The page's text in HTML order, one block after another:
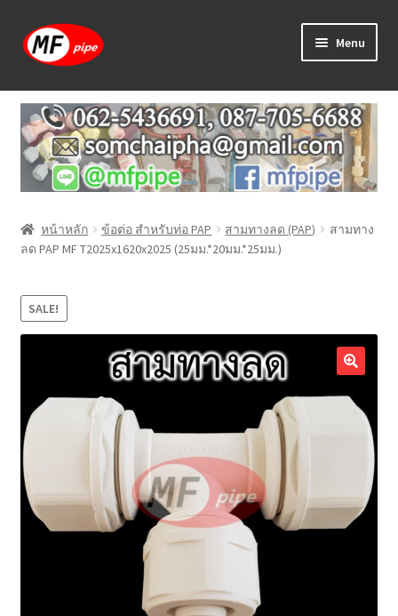
Skip
to
Skip
to
Menu
หน้าแรก
ร้านค้า
วิธีการเดินท่อ PAP
บทความ
แจ้งชำระเงิน
หน้าหลัก ข้อต่อ สำหรับท่อ PAP สามทางลด (PAP)
สามทาง
ลด PAP MF T2025x1620x2025 (25มม.*20มม.*25มม.)
SALE!